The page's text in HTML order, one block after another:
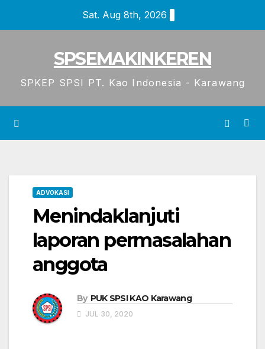
Sat. Aug 8th, 2026
SPSEMAKINKEREN
SPKEP SPSI PT. Kao Indonesia - Karawang
ADVOKASI
Menindaklanjuti
laporan permasalahan
anggota
By PUK SPSI KAO Karawang
JUL 30, 2020